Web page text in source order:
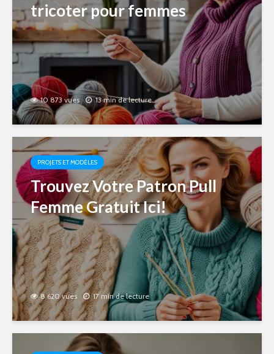
tricoter pour femmes
10 873 vues 13 min de lecture
PROJETS ET MODÈLES
Trouvez Votre Patron Pull
Femme Gratuit Ici!
8 620 vues 17 min de lecture